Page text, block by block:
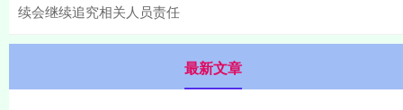
续会继续追究相关人员责任
最新文章